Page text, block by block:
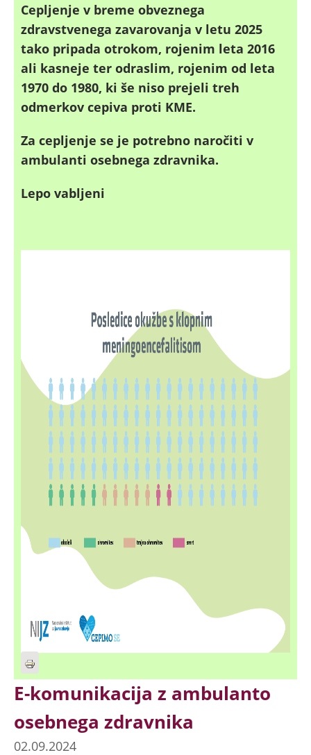
Cepljenje v breme obveznega
zdravstvenega zavarovanja​ v letu 2025
tako pripada otrokom, rojenim leta 2016
ali kasneje ter odraslim, rojenim od leta
1970 do 1980, ki še niso prejeli treh
odmerkov cepiva proti KME.
Za cepljenje se je potrebno naročiti v
ambulanti osebnega zdravnika.
Lepo vabljeni
E-komunikacija z ambulanto
osebnega zdravnika
02.09.2024